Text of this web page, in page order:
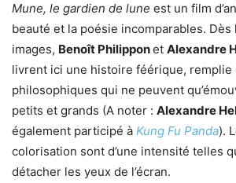
Mune, le gardien de lune est un film
beauté et la poésie incomparables.
images, Benoît Philipponet Alexandre
livrent ici une histoire féérique, remplie
philosophiques qui ne peuvent
petits et grands (A noter : Alexandre
également participé à Kung Fu Panda).
colorisation sont d’une intensité telles
détacher les yeux de l’écran.